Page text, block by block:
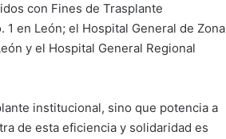
con Fines de Trasplante
en León; el Hospital General de Zona
y el Hospital General Regional
institucional, sino que potencia a
de esta eficiencia y solidaridad es